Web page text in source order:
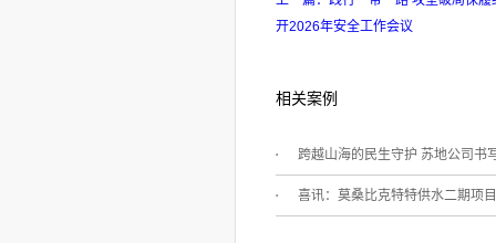
开2026年安全工作会议
相关案例
跨越山海的民生守护 苏地公司书